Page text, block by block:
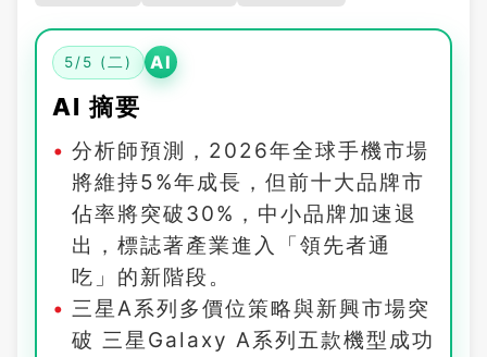
5/5 (二) AI
AI 摘要
分析師預測，2026年全球手機市場
將維持5%年成長，但前十大品牌市
佔率將突破30%，中小品牌加速退
出，標誌著產業進入「領先者通
吃」的新階段。
三星A系列多價位策略與新興市場突
破 三星Galaxy A系列五款機型成功